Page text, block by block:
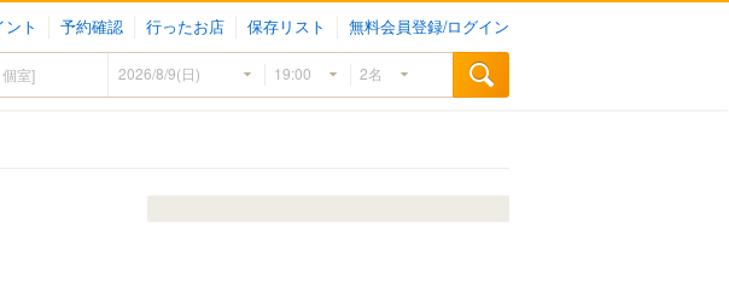
ト 予約確認 行ったお店 保存リスト 無料会員登録/ログイン